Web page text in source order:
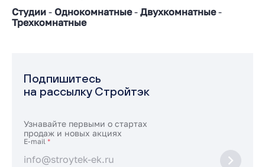
Студии - Однокомнатные- Двухкомнатные-
Трехкомнатные
Подпишитесь
на рассылку Стройтэк
Узнавайте первыми о стартах
продаж и новых акциях
E-mail *